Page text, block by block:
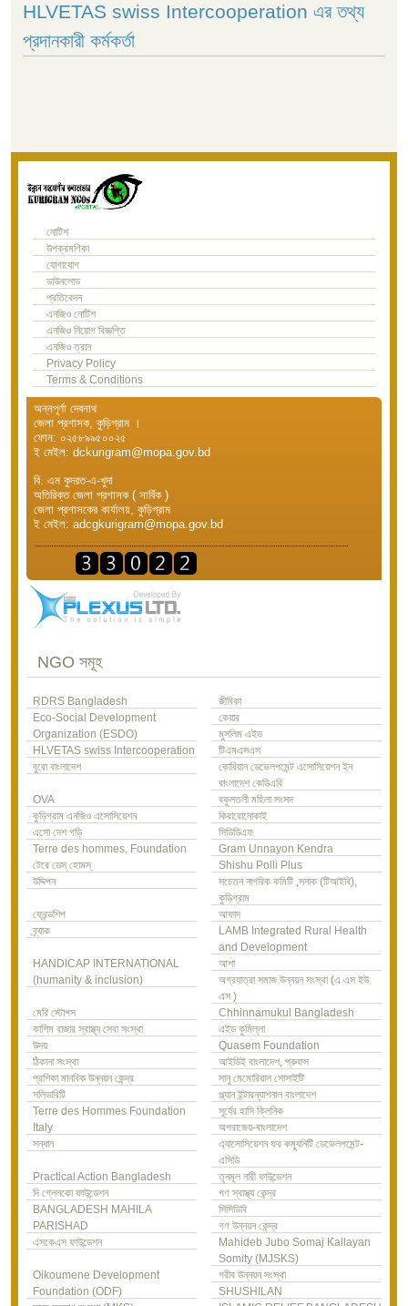
HLVETAS swiss Intercooperation এর তথ্য
প্রদানকারী কর্মকর্তা
নোটিশ
উপক্রমণিকা
যোগাযোগ
ডাউনলোড
প্রতিবেদন
এনজিও নোটিশ
এনজিও নিয়োগ বিজ্ঞপ্তি
এনজিও ত্রান
Privacy Policy
Terms & Conditions
অন্নপূর্ণা দেবনাথ
জেলা প্রশাসক, কুড়িগ্রাম ।
ফোন: ০২৫৮৯৯৫০০২৫
ই মেইল: dckurigram@mopa.gov.bd
বি. এম কুদরত-এ-খুদা
অতিরিক্ত জেলা প্রশাসক ( সার্বিক )
জেলা প্রশাসকের কার্যালয়, কুড়িগ্রাম
ই মেইল: adcgkurigram@mopa.gov.bd
NGO সমূহ
RDRS Bangladesh
জীবিকা
Eco-Social Development
Organization (ESDO)
কেয়ার
মুসলিম এইড
HLVETAS swiss Intercooperation
টিএমএসএস
বুরো বাংলাদেশ
কোরিয়ান ডেভেলপমেন্ট এসোসিয়েশন ইন
বাংলাদেশ কেডিএবি
OVA
বকুলতলী মহিলা সংসদ
কুড়িগ্রাম এনজিও এসোসিয়েশন
কিরারোনোকাই
এসো দেশ গড়ি
সিডিডিএফ
Terre des hommes, Foundation
টেরে ডেস্ হোমস্
Gram Unnayon Kendra
Shishu Polli Plus
উদ্দিপন
সচেতন নাগরিক কমিটি ,সনাক (টিআইবি),
কুড়িগ্রাম
ফ্রেন্ডশিপ
আফাদ
ব্র্যাক
LAMB Integrated Rural Health
and Development
HANDICAP INTERNATIONAL
(humanity & inclusion)
আশা
অগ্রযাত্রা সমাজ উন্নয়ন সংস্থা (এ এস ইউ
এস )
মেরি স্টোপস
Chhinnamukul Bangladesh
কাশিম বাজার স্বাস্থ্য সেবা সংস্থা
এইড কুমিল্লা
উদয়
Quasem Foundation
ঠিকানা সংস্থা
আইডিই বাংলাদেশ, প্রুফস
প্রশিকা মানবিক উন্নয়ন কেন্দ্র
সানু মেমোরিয়াল সোসাইটি
সলিডারিটি
প্ল্যান ইন্টারন্যাশনাল বাংলাদেশ
Terre des Hommes Foundation
Italy
সূর্যের হাসি ক্লিনিক
অপরাজেয়-বাংলাদেশ
সন্ধান
এ্যাসোসিয়েশন ফর কম্যুনিটি ডেভেলপমেন্ট-
এসিডি
Practical Action Bangladesh
তৃনমূল নারী ফাউন্ডেশন
দি গ্লেনকো ফাউন্ডেশন
গণ স্বাস্থ্য কেন্দ্র
BANGLADESH MAHILA
PARISHAD
সিসিডিবি
গণ উন্নয়ন কেন্দ্র
এসকেএস ফাউন্ডেশন
Mahideb Jubo Somaj Kallayan
Somity (MJSKS)
Oikoumene Development
Foundation (ODF)
গরীব উন্নয়ন সংস্থা
SHUSHILAN